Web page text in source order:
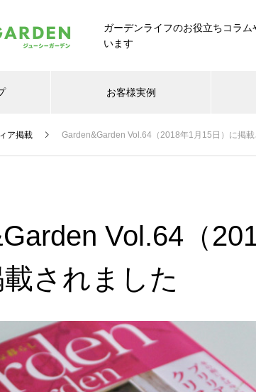
ガーデンライフのお役立ちコラ
います
お客様実例
ア掲載 Garden&Garden Vol.64（2018年1月15日）に掲載
Vol.64（
されました